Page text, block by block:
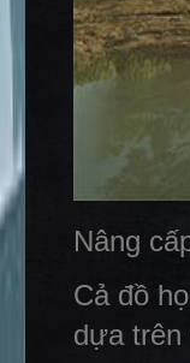
Nâng
Cả đồ
dựa